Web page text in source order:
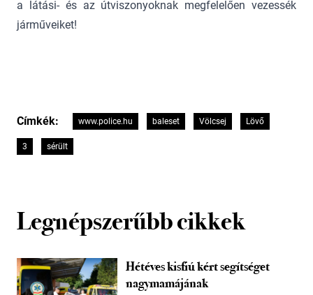
a látási- és az útviszonyoknak megfelelően vezessék
járműveiket!
Címkék: www.police.hu baleset Völcsej Lövő
3 sérült
Legnépszerűbb cikkek
Hétéves kisfiú kért segítséget
nagymamájának